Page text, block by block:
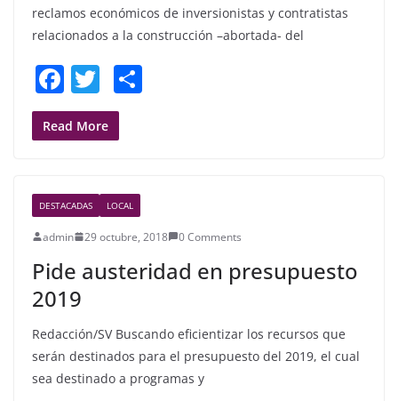
reclamos económicos de inversionistas y contratistas
relacionados a la construcción –abortada- del
F
a
c
b
o
o
k
T
w
itt
Read More
DESTACADAS LOCAL
admin 29 octubre, 2018 0 Comments
Pide austeridad en presupuesto
2019
Redacción/SV Buscando eficientizar los recursos que
serán destinados para el presupuesto del 2019, el cual
sea destinado a programas y